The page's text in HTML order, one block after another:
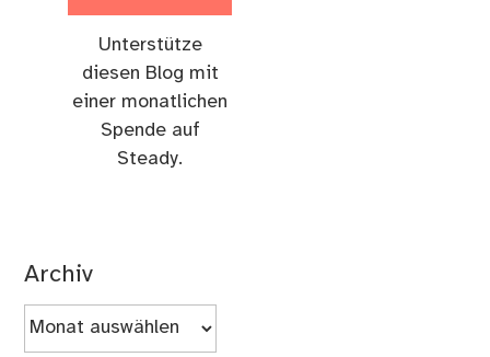
Unterstütze
diesen Blog mit
einer monatlichen
Spende auf
Steady.
Archiv
Archiv